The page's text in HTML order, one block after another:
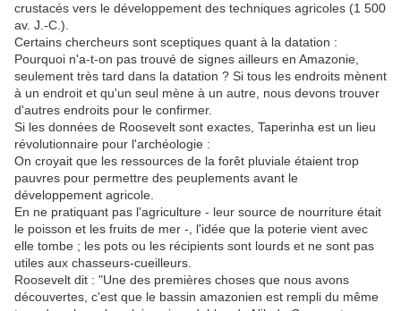
crustacés vers le développement des techniques agricoles (1 500
av. J.-C.).
Certains chercheurs sont sceptiques quant à la datation :
Pourquoi n'a-t-on pas trouvé de signes ailleurs en Amazonie,
seulement très tard dans la datation ? Si tous les endroits mènent
à un endroit et qu'un seul mène à un autre, nous devons trouver
d'autres endroits pour le confirmer.
Si les données de Roosevelt sont exactes, Taperinha est un lieu
révolutionnaire pour l'archéologie :
On croyait que les ressources de la forêt pluviale étaient trop
pauvres pour permettre des peuplements avant le
développement agricole.
En ne pratiquant pas l'agriculture - leur source de nourriture était
le poisson et les fruits de mer -, l'idée que la poterie vient avec
elle tombe ; les pots ou les récipients sont lourds et ne sont pas
utiles aux chasseurs-cueilleurs.
Roosevelt dit : "Une des premières choses que nous avons
découvertes, c'est que le bassin amazonien est rempli du même